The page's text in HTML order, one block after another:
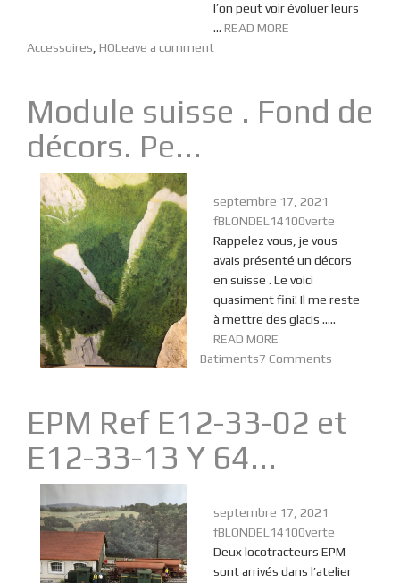
l’on peut voir évoluer leurs
... READ MORE
Accessoires HOLeave a comment
Module suisse . Fond de
décors. Pe...
septembre 17, 2021
fBLONDEL14100verte
Rappelez vous, je vous
avais présenté un décors
en suisse . Le voici
quasiment fini! Il me reste
à mettre des glacis …..
READ MORE
Batiments7 Comments
EPM Ref E12-33-02 et
E12-33-13 Y 64...
septembre 17, 2021
fBLONDEL14100verte
Deux locotracteurs EPM
sont arrivés dans l’atelier